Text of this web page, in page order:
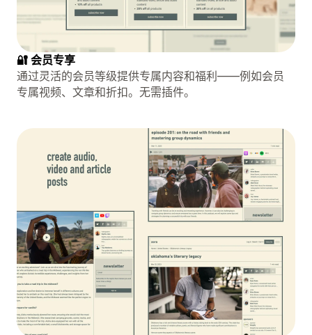
🔐 会员专享
通过灵活的会员等级提供专属内容和福利——例如会员
专属视频、文章和折扣。无需插件。